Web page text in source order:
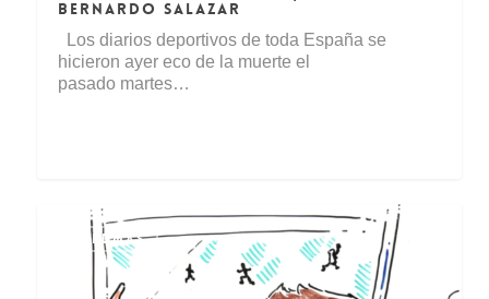
BERNARDO SALAZAR
Los diarios deportivos de toda España se
hicieron ayer eco de la muerte el
pasado martes…
AEPDMAS